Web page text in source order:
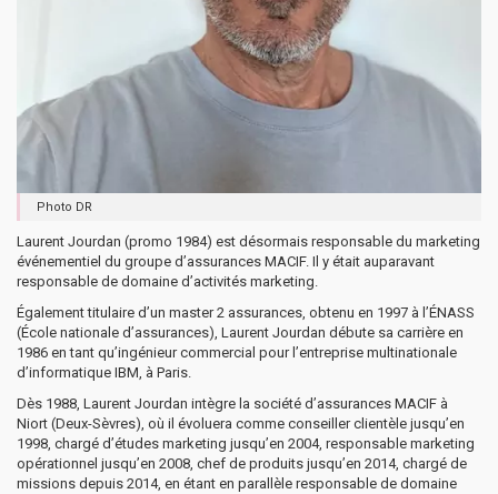
Photo DR
Laurent Jourdan (promo 1984) est désormais responsable du marketing
événementiel du groupe d’assurances MACIF. Il y était auparavant
responsable de domaine d’activités marketing.
Également titulaire d’un master 2 assurances, obtenu en 1997 à l’ÉNASS
(École nationale d’assurances), Laurent Jourdan débute sa carrière en
1986 en tant qu’ingénieur commercial pour l’entreprise multinationale
d’informatique IBM, à Paris.
Dès 1988, Laurent Jourdan intègre la société d’assurances MACIF à
Niort (Deux-Sèvres), où il évoluera comme conseiller clientèle jusqu’en
1998, chargé d’études marketing jusqu’en 2004, responsable marketing
opérationnel jusqu’en 2008, chef de produits jusqu’en 2014, chargé de
missions depuis 2014, en étant en parallèle responsable de domaine